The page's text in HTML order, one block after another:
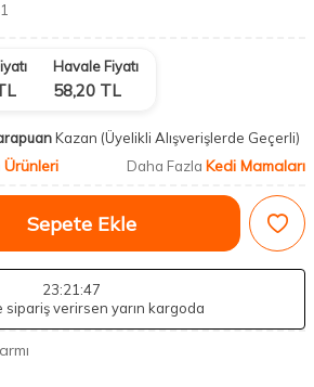
Havale Fiyatı
58,20 TL
Kazan (Üyelikli Alışverişlerde Geçerli)
Ürünleri Daha Fazla Kedi Mamaları
Sepete Ekle
23:21 :46
sipariş verirsen yarın kargoda